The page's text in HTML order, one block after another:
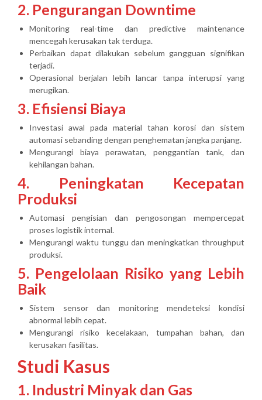
2. Pengurangan Downtime
Monitoring real-time dan predictive maintenance
mencegah kerusakan tak terduga.
Perbaikan dapat dilakukan sebelum gangguan signifikan
terjadi.
Operasional berjalan lebih lancar tanpa interupsi yang
merugikan.
3. Efisiensi Biaya
Investasi awal pada material tahan korosi dan sistem
automasi sebanding dengan penghematan jangka panjang.
Mengurangi biaya perawatan, penggantian tank, dan
kehilangan bahan.
4. Peningkatan Kecepatan
Produksi
Automasi pengisian dan pengosongan mempercepat
proses logistik internal.
Mengurangi waktu tunggu dan meningkatkan throughput
produksi.
5. Pengelolaan Risiko yang Lebih
Baik
Sistem sensor dan monitoring mendeteksi kondisi
abnormal lebih cepat.
Mengurangi risiko kecelakaan, tumpahan bahan, dan
kerusakan fasilitas.
Studi Kasus
1. Industri Minyak dan Gas